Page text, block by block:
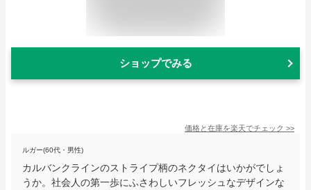
ショップでみる
価格と在庫を楽天でチェック >>
ルガー(60代・男性)
カルバンクラインのストライプ柄のネクタイはいかがでしょ
うか。社会人の第一歩にふさわしいフレッシュなデザインな